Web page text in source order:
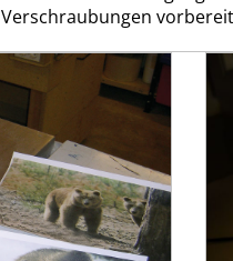
Verschraubungen